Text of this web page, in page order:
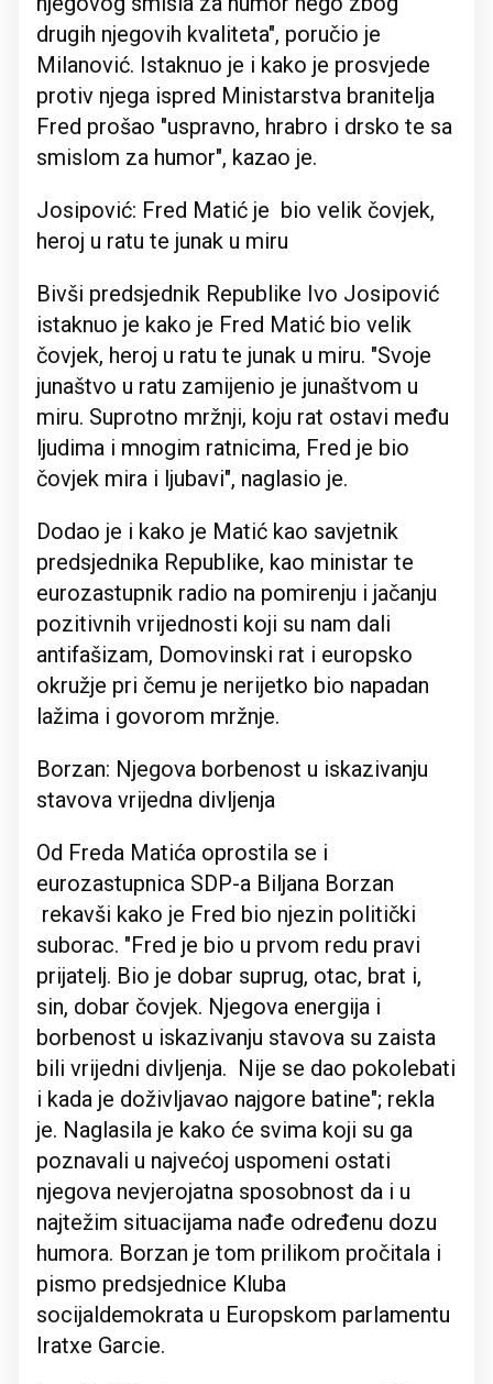
drugih njegovih kvaliteta", poručio je
Milanović. Istaknuo je i kako je prosvjede
protiv njega ispred Ministarstva branitelja
Fred prošao "uspravno, hrabro i drsko te sa
smislom za humor", kazao je.
Josipović: Fred Matić je bio velik čovjek,
heroj u ratu te junak u miru
Bivši predsjednik Republike Ivo Josipović
istaknuo je kako je Fred Matić bio velik
čovjek, heroj u ratu te junak u miru. "Svoje
junaštvo u ratu zamijenio je junaštvom u
miru. Suprotno mržnji, koju rat ostavi među
ljudima i mnogim ratnicima, Fred je bio
čovjek mira i ljubavi", naglasio je.
Dodao je i kako je Matić kao savjetnik
predsjednika Republike, kao ministar te
eurozastupnik radio na pomirenju i jačanju
pozitivnih vrijednosti koji su nam dali
antifašizam, Domovinski rat i europsko
okružje pri čemu je nerijetko bio napadan
lažima i govorom mržnje.
Borzan: Njegova borbenost u iskazivanju
stavova vrijedna divljenja
Od Freda Matića oprostila se i
eurozastupnica SDP-a Biljana Borzan
rekavši kako je Fred bio njezin politički
suborac. "Fred je bio u prvom redu pravi
prijatelj. Bio je dobar suprug, otac, brat i,
sin, dobar čovjek. Njegova energija i
borbenost u iskazivanju stavova su zaista
bili vrijedni divljenja. Nije se dao pokolebati
i kada je doživljavao najgore batine"; rekla
je. Naglasila je kako će svima koji su ga
poznavali u najvećoj uspomeni ostati
njegova nevjerojatna sposobnost da i u
najtežim situacijama nađe određenu dozu
humora. Borzan je tom prilikom pročitala i
pismo predsjednice Kluba
socijaldemokrata u Europskom parlamentu
Iratxe Garcie.